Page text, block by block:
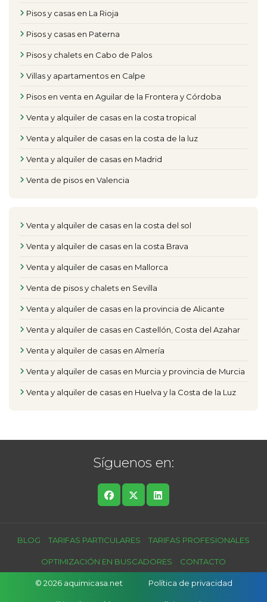
Pisos y casas en La Rioja
Pisos y casas en Paterna
Pisos y chalets en Cabo de Palos
Villas y apartamentos en Calpe
Pisos en venta en Aguilar de la Frontera y Córdoba
Venta y alquiler de casas en la costa tropical
Venta y alquiler de casas en la costa de la luz
Venta y alquiler de casas en Madrid
Venta de pisos en Valencia
Venta y alquiler de casas en la costa del sol
Venta y alquiler de casas en la costa Brava
Venta y alquiler de casas en Mallorca
Venta de pisos y chalets en Sevilla
Venta y alquiler de casas en la provincia de Alicante
Venta y alquiler de casas en Castellón, Costa del Azahar
Venta y alquiler de casas en Almería
Venta y alquiler de casas en Murcia y provincia de Murcia
Venta y alquiler de casas en Huelva y la Costa de la Luz
Síguenos en:
BLOG TARIFAS PARTICULARES TARIFAS PROFESIONALES
OPTIMIZACIÓN EN BUSCADORES CONTACTO
© 2026 aquimicasa.net Política de privacidad